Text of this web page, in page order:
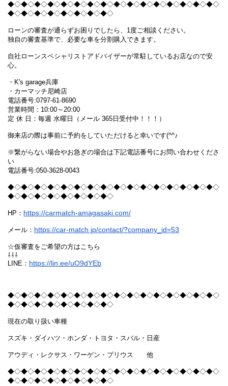
◆◇◆◇◆◇◆◇◆◇◆◇◆◇◆◇◆◇◆◇◆◇◆◇◆◇◆◇◆◇◆◇
◆◇◆◇◆◇◆◇◆◇◆◇◆◇◆◇
ローンの審査が通らずお困りでしたら、1度ご相談ください。
独自の審査基準で、必要な車を分割購入できます。
自社ローンスペシャリストアドバイザーが常駐しているお店なので安
心。
・K's garage兵庫
・カーマッチ尼崎店
電話番号:0797-61-8690
営業時間：10:00～20:00
定 休 日：毎週 水曜日（メール 365日受付中！！！）
御来店の際は事前に予約をしていただけると幸いです(^^♪
※繋がらない場合やお急ぎの場合は下記電話番号にお問い合わせくださ
い
電話番号:050-3628-0043
◆◇◆◇◆◇◆◇◆◇◆◇◆◇◆◇◆◇◆◇◆◇◆◇◆◇◆◇◆◇◆◇
◆◇◆◇◆◇◆◇◆◇◆◇◆◇◆◇
HP： https://carmatch-amagasaki.com/
メール： https://car-match.jp/contact/?company_id=53
☆仮審査をご希望の方はこちら
⇩⇩⇩
LINE： https://lin.ee/uO9dYEb
◆◇◆◇◆◇◆◇◆◇◆◇◆◇◆◇◆◇◆◇◆◇◆◇◆◇◆◇◆◇◆◇
◆◇◆◇◆◇◆◇◆◇◆◇◆◇◆◇
現在の取り扱い車種
スズキ・ダイハツ・ホンダ・トヨタ・スバル・日産
アウディ・レクサス・ワーゲン・プリウス 他
◆◇◆◇◆◇◆◇◆◇◆◇◆◇◆◇◆◇◆◇◆◇◆◇◆◇◆◇◆◇◆◇
◆◇◆◇◆◇◆◇◆◇◆◇◆◇◆◇